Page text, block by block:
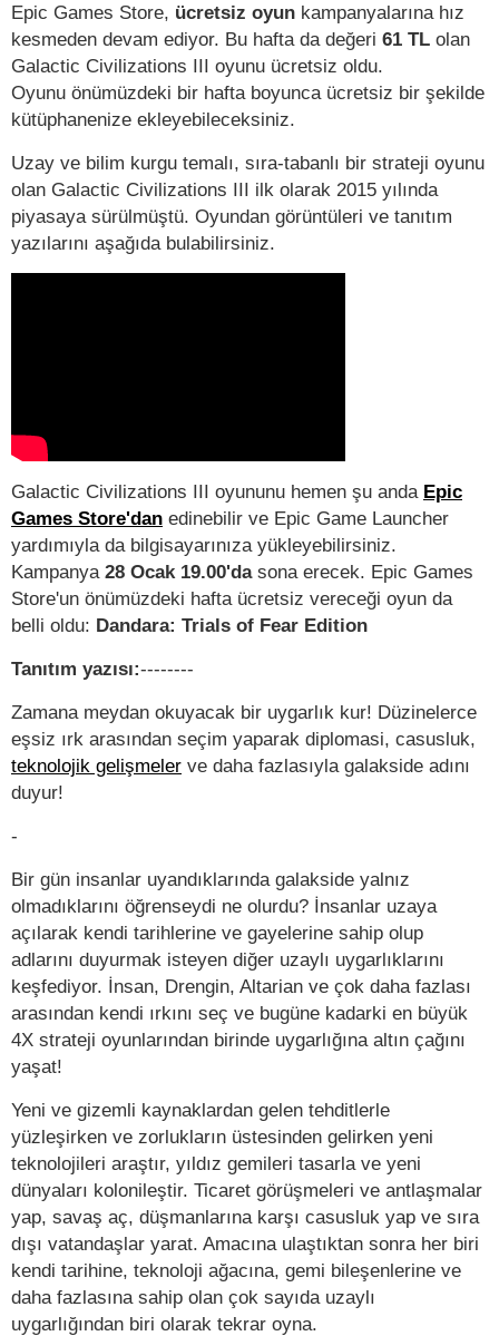
Epic Games Store, ücretsiz oyun kampanyalarına hız
kesmeden devam ediyor. Bu hafta da değeri 61 TL olan
Galactic Civilizations III oyunu ücretsiz oldu.
Oyunu önümüzdeki bir hafta boyunca ücretsiz bir şekilde
kütüphanenize ekleyebileceksiniz.
Uzay ve bilim kurgu temalı, sıra-tabanlı bir strateji oyunu
olan Galactic Civilizations III ilk olarak 2015 yılında
piyasaya sürülmüştü. Oyundan görüntüleri ve tanıtım
yazılarını aşağıda bulabilirsiniz.
Galactic Civilizations III oyununu hemen şu anda Epic
Games Store'dan edinebilir ve Epic Game Launcher
yardımıyla da bilgisayarınıza yükleyebilirsiniz.
Kampanya 28 Ocak 19.00'dasona erecek. Epic Games
Store'un önümüzdeki hafta ücretsiz vereceği oyun da
belli oldu: Dandara: Trials of Fear Edition
Tanıtım yazısı:--------
Zamana meydan okuyacak bir uygarlık kur! Düzinelerce
eşsiz ırk arasından seçim yaparak diplomasi, casusluk,
teknolojik gelişmeler ve daha fazlasıyla galakside adını
duyur!
-
Bir gün insanlar uyandıklarında galakside yalnız
olmadıklarını öğrenseydi ne olurdu? İnsanlar uzaya
açılarak kendi tarihlerine ve gayelerine sahip olup
adlarını duyurmak isteyen diğer uzaylı uygarlıklarını
keşfediyor. İnsan, Drengin, Altarian ve çok daha fazlası
arasından kendi ırkını seç ve bugüne kadarki en büyük
4X strateji oyunlarından birinde uygarlığına altın çağını
yaşat!
Yeni ve gizemli kaynaklardan gelen tehditlerle
yüzleşirken ve zorlukların üstesinden gelirken yeni
teknolojileri araştır, yıldız gemileri tasarla ve yeni
dünyaları kolonileştir. Ticaret görüşmeleri ve antlaşmalar
yap, savaş aç, düşmanlarına karşı casusluk yap ve sıra
dışı vatandaşlar yarat. Amacına ulaştıktan sonra her biri
kendi tarihine, teknoloji ağacına, gemi bileşenlerine ve
daha fazlasına sahip olan çok sayıda uzaylı
uygarlığından biri olarak tekrar oyna.